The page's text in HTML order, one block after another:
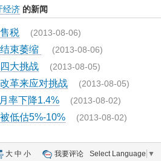
经济 的新闻
税 (2013-08-06)
束萎缩 (2013-08-06)
大挑战 (2013-08-05)
革来应对挑战 (2013-08-05)
率下降1.4% (2013-08-02)
低估5%-10% (2013-08-02)
大 中 小 我要评论 Select Language ▼